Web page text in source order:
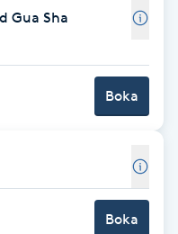
Gua Sha
Boka
Boka